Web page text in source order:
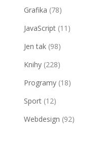
Grafika (78)
JavaScript(11)
Jen tak(98)
Knihy(228)
Programy(18)
Sport(12)
Webdesign (92)